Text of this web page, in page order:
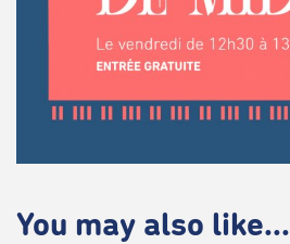
You may also like...